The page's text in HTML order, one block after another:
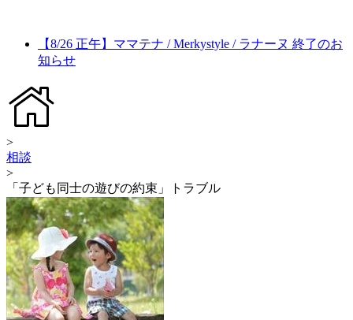
【8/26 正午】ママテナ / Merkystyle / ラナーヌ 終了のお
知らせ
>
相談
>
「子ども同士の遊びの約束」トラブル